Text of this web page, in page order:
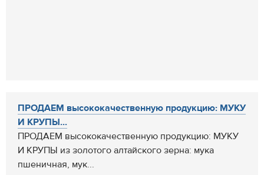
ПРОДАЕМ высококачественную продукцию: МУКУ
И КРУПЫ...
ПРОДАЕМ высококачественную продукцию: МУКУ
И КРУПЫ из золотого алтайского зерна: мука
пшеничная, мук...